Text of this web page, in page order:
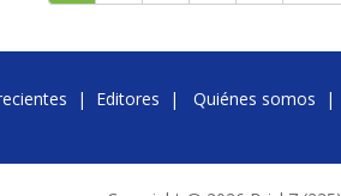
| Editores | Quiénes somos |